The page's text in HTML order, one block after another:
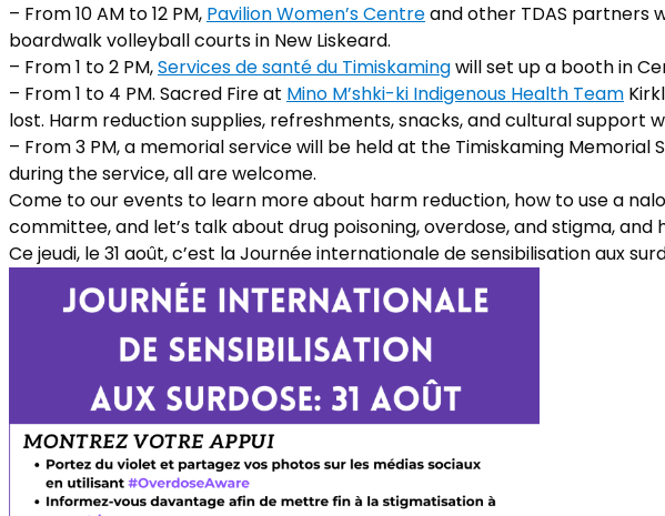
– From 10 AM to 12 PM, Pavilion Women’s Centreand other TDAS partners
boardwalk volleyball courts in New Liskeard.
– From 1 to 2 PM,Services de santé du Timiskamingwill set up a booth in
– From 1 to 4 PM. Sacred Fire at Mino M’shki-ki Indigenous Health Team
lost. Harm reduction supplies, refreshments, snacks, and cultural support
– From 3 PM, a memorial service will be held at the Timiskaming
during the service, all are welcome.
Come to our events to learn more about harm reduction, how to use a
committee, and let’s talk about drug poisoning, overdose, and stigma,
Ce jeudi, le 31 août, c’est la Journée internationale de sensibilisation aux